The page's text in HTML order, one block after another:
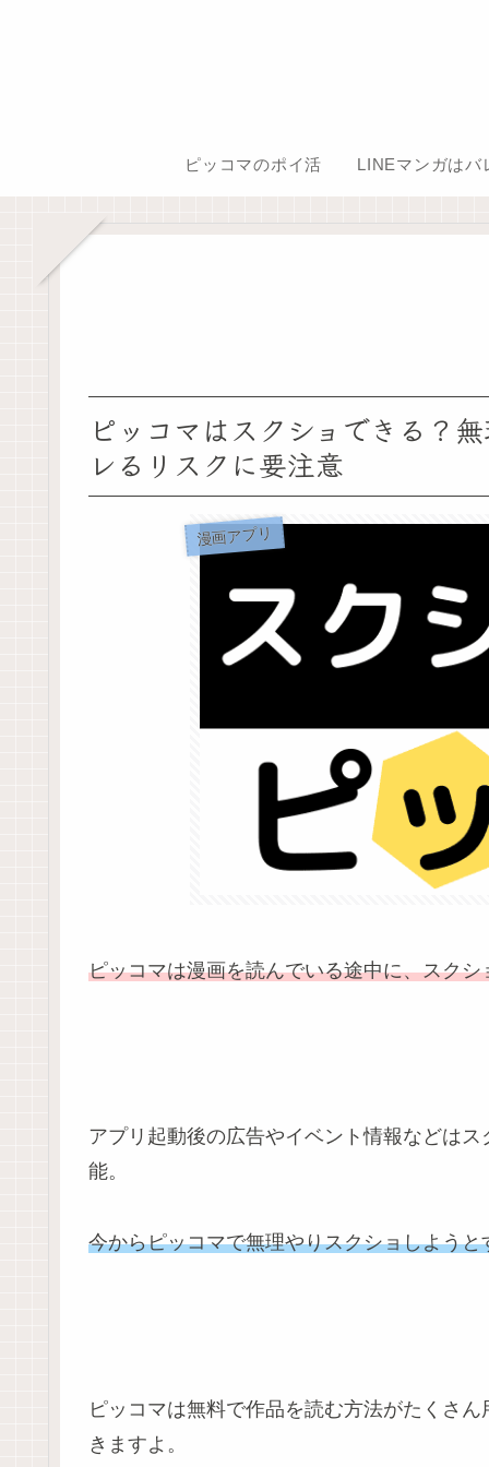
ピッコマのポイ活 LINEマンガはバ
ピッコマはスクショできる？
レるリスクに要注意
漫画アプリ
ピッコマは漫画を読んでいる途中に、スク
アプリ起動後の広告やイベント情報などは
能。
今からピッコマで無理やりスクショしよう
ピッコマは無料で作品を読む方法がたくさ
きますよ。